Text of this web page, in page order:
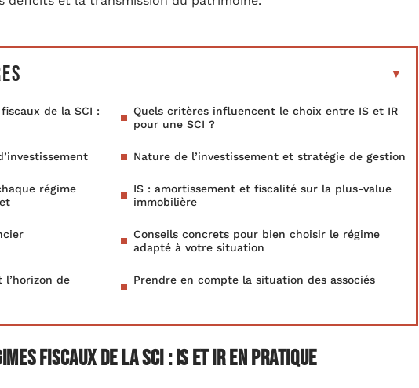
de la SCI :
Quels critères influencent le choix entre IS et IR
pour une SCI ?
Nature de l’investissement et stratégie de gestion
régime
IS : amortissement et fiscalité sur la plus-value
immobilière
Conseils concrets pour bien choisir le régime
adapté à votre situation
de
Prendre en compte la situation des associés
fiscaux de la SCI : IS et IR en pratique